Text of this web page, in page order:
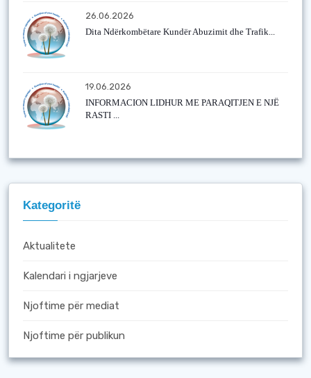
26.06.2026
Dita Ndërkombëtare Kundër Abuzimit dhe Trafik...
19.06.2026
INFORMACION LIDHUR ME PARAQITJEN E NJË
RASTI ...
Kategoritë
Aktualitete
Kalendari i ngjarjeve
Njoftime për mediat
Njoftime për publikun